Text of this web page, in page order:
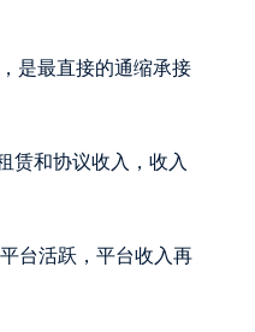
是最直接的通缩承接
赁和协议收入，收入
台活跃，平台收入再